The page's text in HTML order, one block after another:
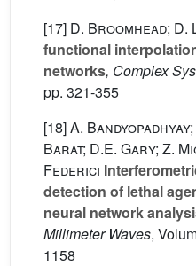
[17] D. Broomhead; D.
functional
networks, Complex
pp. 321-355
[18]A.
Barat; D.E. Gary; Z.
Federici
detection of lethal
neural network
Millimeter Waves,
1158